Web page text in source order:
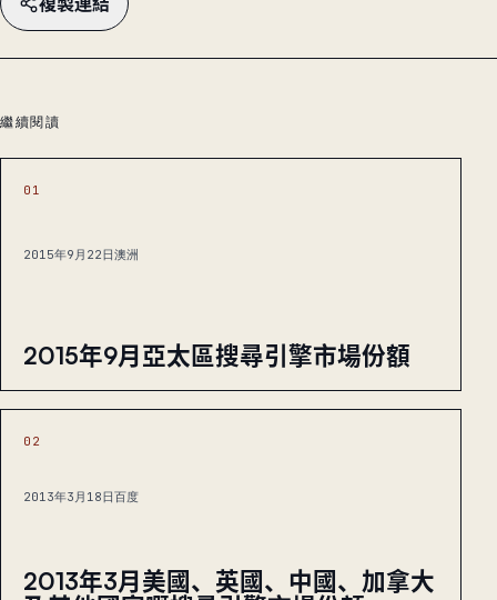
繼續閱讀
01
2015年9月22日澳洲
2015年9月亞太區搜尋引擎市場份額
02
2013年3月18日百度
2013年3月美國、英國、中國、加拿大